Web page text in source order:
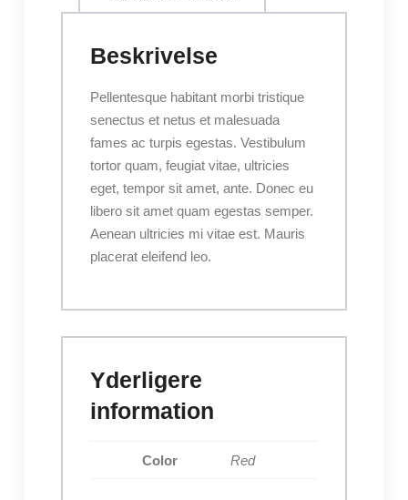
Beskrivelse
Pellentesque habitant morbi tristique
senectus et netus et malesuada
fames ac turpis egestas. Vestibulum
tortor quam, feugiat vitae, ultricies
eget, tempor sit amet, ante. Donec eu
libero sit amet quam egestas semper.
Aenean ultricies mi vitae est. Mauris
placerat eleifend leo.
Yderligere
information
Color Red